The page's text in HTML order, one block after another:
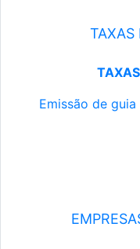
TAXAS
Emissão de